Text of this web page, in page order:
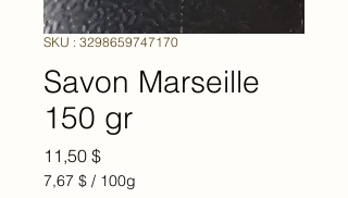
SKU : 3298659747170
Savon Marseille
150 gr
11,50 $Prix
7,67 $ / 100g